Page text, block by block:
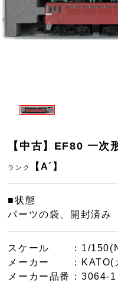
【中古】EF80 一次
ランク 【A´】
■状態
パーツの袋、開封済み
スケール
：1/
メーカー
：KATO(
メーカー品番
：3064-1